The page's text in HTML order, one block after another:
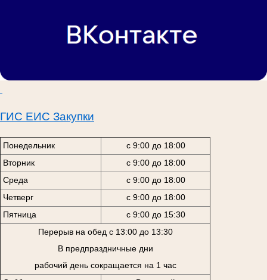
ГИС ЕИС Закупки
Понедельник
с 9:00 до 18:00
Вторник
с 9:00 до 18:00
Среда
с 9:00 до 18:00
Четверг
с 9:00 до 18:00
Пятница
с 9:00 до 15:30
Перерыв на обед с 13:00 до 13:30
В предпраздничные дни
рабочий день сокращается на 1 час